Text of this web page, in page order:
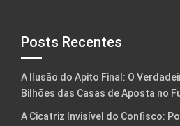
Posts Recentes
A Ilusão do Apito Final: O
Bilhões das Casas de Aposta no
A Cicatriz Invisível do Confisco: